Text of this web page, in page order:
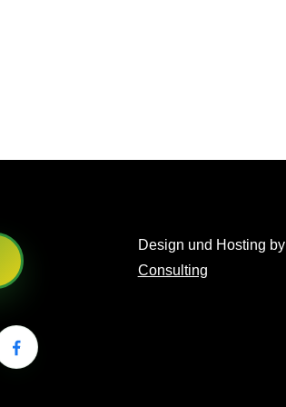
Design und Hosting by
Consulting